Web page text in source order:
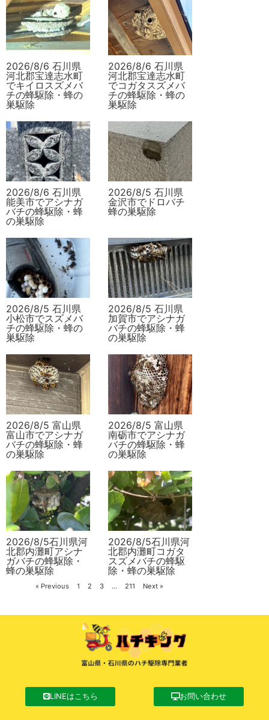
2026/8/6 石川県
河北郡宝達志水町
でキイロスズメバ
チの蜂駆除・蜂の
巣駆除
2026/8/6 石川県
河北郡宝達志水町
でコガタスズメバ
チの蜂駆除・蜂の
巣駆除
2026/8/6 石川県
能美市でアシナガ
バチの蜂駆除・蜂
の巣駆除
2026/8/5 石川県
金沢市でドロバチ
蜂の巣駆除
2026/8/5 石川県
小松市でスズメバ
チの蜂駆除・蜂の
巣駆除
2026/8/5 石川県
加賀市でアシナガ
バチの蜂駆除・蜂
の巣駆除
2026/8/5 富山県
富山市でアシナガ
バチの蜂駆除・蜂
の巣駆除
2026/8/5 富山県
南砺市でアシナガ
バチの蜂駆除・蜂
の巣駆除
2026/8/5石川県河
北郡内灘町アシナ
ガバチの蜂駆除・
蜂の巣駆除
2026/8/5石川県河
北郡内灘町コガタ
スズメバチの蜂駆
除・蜂の巣駆除
« Previous 1 2 3 … 211 Next »
LINEはこちら お問い合わせ